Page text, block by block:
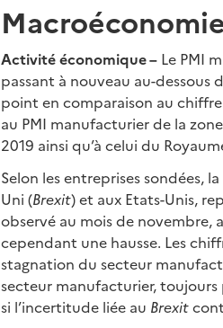
Macroéconomie
Activité économique – Le PMI
passant à nouveau au-dessous
point en comparaison au
au PMI manufacturier de la
2019 ainsi qu’à celui du
Selon les entreprises sondées,
Uni (Brexit) et aux Etats-Unis,
observé au mois de novembre,
cependant une hausse. Les
stagnation du secteur
secteur manufacturier,
si l’incertitude liée au Brexit